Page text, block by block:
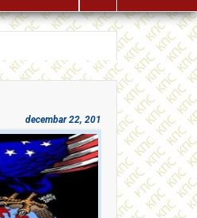
decembar 22, 2018